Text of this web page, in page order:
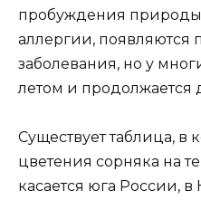
пробуждения
аллергии, появляются
заболевания, но у
летом и продолжается
Существует таблица, в
цветения сорняка на
касается юга России,